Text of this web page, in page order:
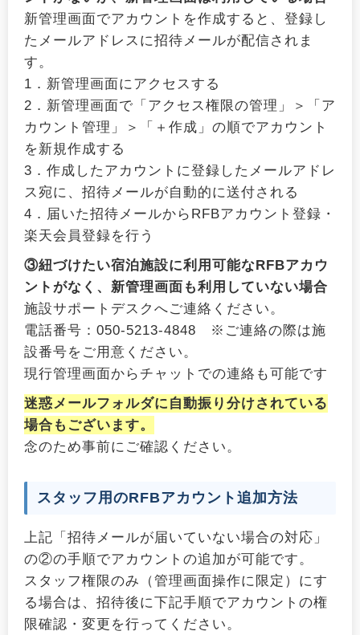
新管理画面でアカウントを作成すると、登録し
たメールアドレスに招待メールが配信されま
す。
1．新管理画面にアクセスする
2．新管理画面で「アクセス権限の管理」＞「ア
カウント管理」＞「＋作成」の順でアカウント
を新規作成する
3．作成したアカウントに登録したメールアドレ
ス宛に、招待メールが自動的に送付される
4．届いた招待メールからRFBアカウント登録・
楽天会員登録を行う
③紐づけたい宿泊施設に利用可能なRFBアカウ
ントがなく、新管理画面も利用していない場合
施設サポートデスクへご連絡ください。
電話番号：050-5213-4848 ※ご連絡の際は施
設番号をご用意ください。
現行管理画面からチャットでの連絡も可能です
迷惑メールフォルダに自動振り分けされている
場合もございます。
念のため事前にご確認ください。
スタッフ用のRFBアカウント追加方法
上記「招待メールが届いていない場合の対応」
の②の手順でアカウントの追加が可能です。
スタッフ権限のみ（管理画面操作に限定）にす
る場合は、招待後に下記手順でアカウントの権
限確認・変更を行ってください。